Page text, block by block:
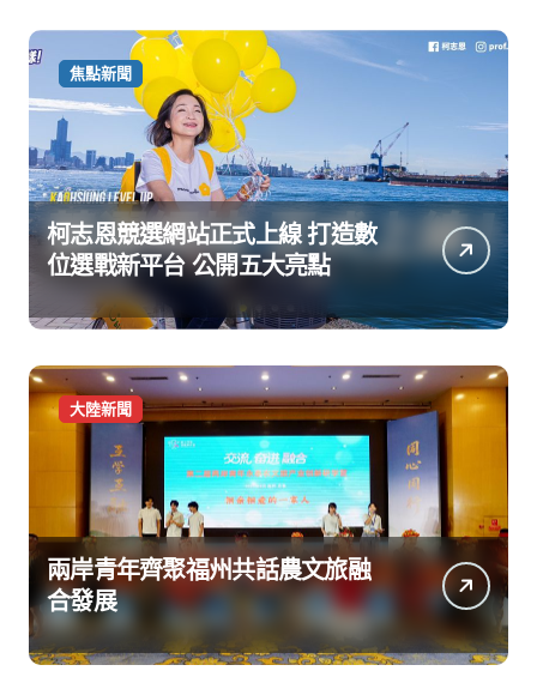
焦點新聞
柯志恩競選網站正式上線 打造數
位選戰新平台 公開五大亮點
大陸新聞
兩岸青年齊聚福州共話農文旅融
合發展